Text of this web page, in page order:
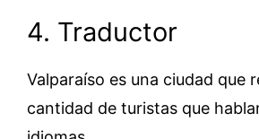
4. Traductor
Valparaíso es una ciudad que
cantidad de turistas que